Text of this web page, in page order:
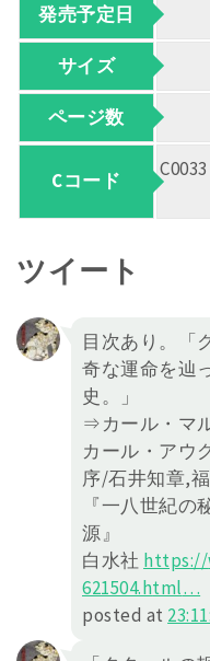
発売予定日
サイズ
ページ数
Cコード
ツイート
目次あり。「
奇な運命を辿
史。」
⇒カール・マ
カール・アウ
序/石井知章,
『一八世紀
源』
白水社 https://
621504.html…
posted at